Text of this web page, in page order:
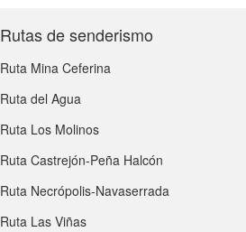
Rutas de senderismo
Ruta Mina Ceferina
Ruta del Agua
Ruta Los Molinos
Ruta Castrejón-Peña Halcón
Ruta Necrópolis-Navaserrada
Ruta Las Viñas